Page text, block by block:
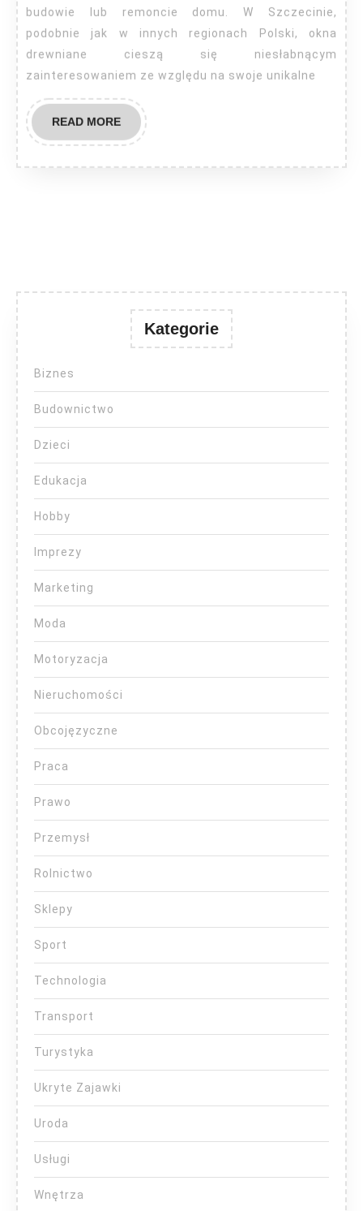
budowie lub remoncie domu. W Szczecinie,
podobnie jak w innych regionach Polski, okna
drewniane cieszą się niesłabnącym
zainteresowaniem ze względu na swoje unikalne
READ MOREREAD
MORE
Kategorie
Biznes
Budownictwo
Dzieci
Edukacja
Hobby
Imprezy
Marketing
Moda
Motoryzacja
Nieruchomości
Obcojęzyczne
Praca
Prawo
Przemysł
Rolnictwo
Sklepy
Sport
Technologia
Transport
Turystyka
Ukryte Zajawki
Uroda
Usługi
Wnętrza